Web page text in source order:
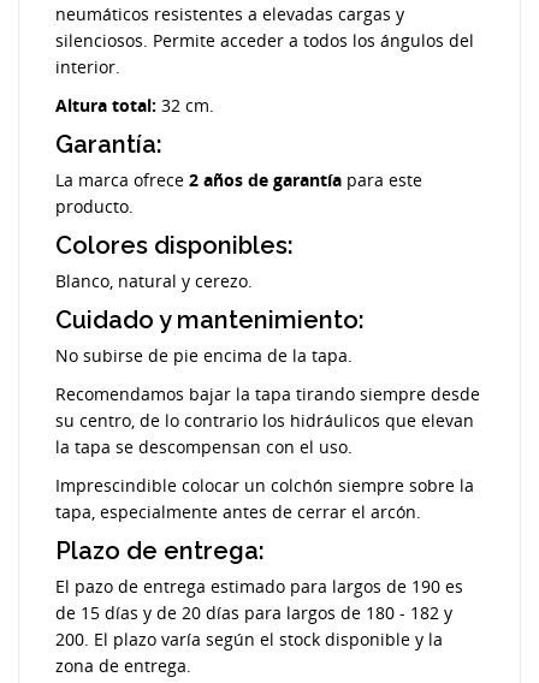
neumáticos resistentes a elevadas cargas y
silenciosos. Permite acceder a todos los ángulos del
interior.
Altura total: 32 cm.
Garantía:
La marca ofrece 2 años de garantía para este
producto.
Colores disponibles:
Blanco, natural y cerezo.
Cuidado y mantenimiento:
No subirse de pie encima de la tapa.
Recomendamos bajar la tapa tirando siempre desde
su centro, de lo contrario los hidráulicos que elevan
la tapa se descompensan con el uso.
Imprescindible colocar un colchón siempre sobre la
tapa, especialmente antes de cerrar el arcón.
Plazo de entrega:
El pazo de entrega estimado para largos de 190 es
de 15 días y de 20 días para largos de 180 - 182 y
200. El plazo varía según el stock disponible y la
zona de entrega.